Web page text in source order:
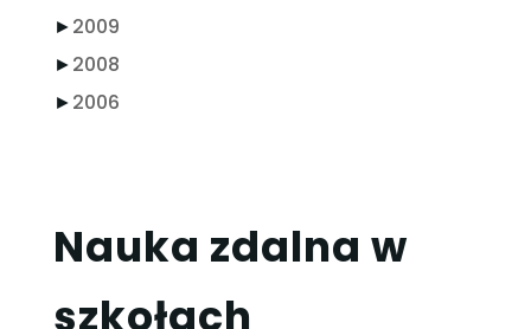
►2009
►2008
►2006
Nauka zdalna w
szkołach